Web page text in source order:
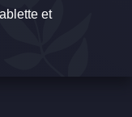
et